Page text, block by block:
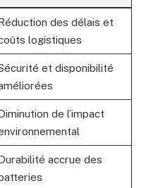
des délais et
logistiques
et disponibilité
de l’impact
accrue des